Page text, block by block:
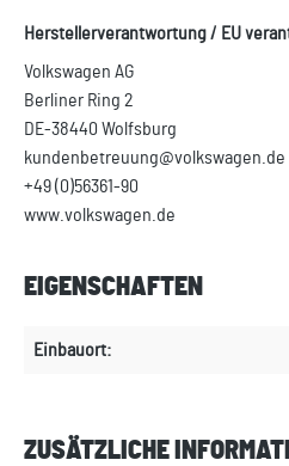
Herstellerverantwortung / EU
Volkswagen AG
Berliner Ring 2
DE-38440 Wolfsburg
kundenbetreuung@volkswagen.de
+49 (0)56361-90
www.volkswagen.de
EIGENSCHAFTEN
Einbauort:
ZUSÄTZLICHE